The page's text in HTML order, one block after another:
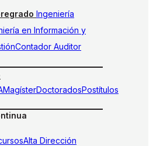
Ingeniería
en Información y
Contador Auditor
MagísterDoctoradosPostítulos
Alta Dirección